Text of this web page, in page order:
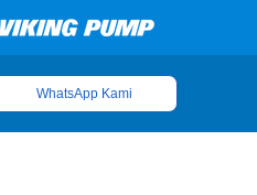
WhatsApp Kami